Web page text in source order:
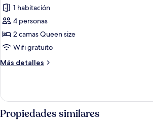
las
fotos
de
Habitación
cuádruple
Confort
1 habitación
4 personas
2 camas Queen size
Wifi gratuito
Más detalles
Más
cuádruple
Confort
Propiedades similares